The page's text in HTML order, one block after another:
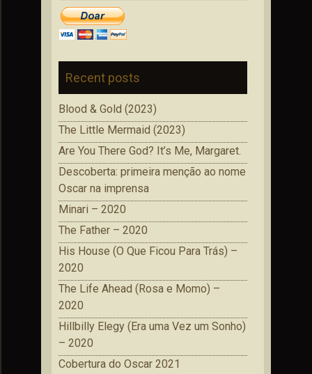
Recent posts
Blood & Gold (2023)
The Little Mermaid (2023)
Are You There God? It’s Me, Margaret.
Descoberta: primeira menção ao nome
Oscar na imprensa
Minari – 2020
The Father – 2020
His House (O Que Ficou Para Trás) –
2020
The Life Ahead (Rosa e Momo) –
2020
Hillbilly Elegy (Era uma Vez um Sonho)
– 2020
Cobertura do Oscar 2021